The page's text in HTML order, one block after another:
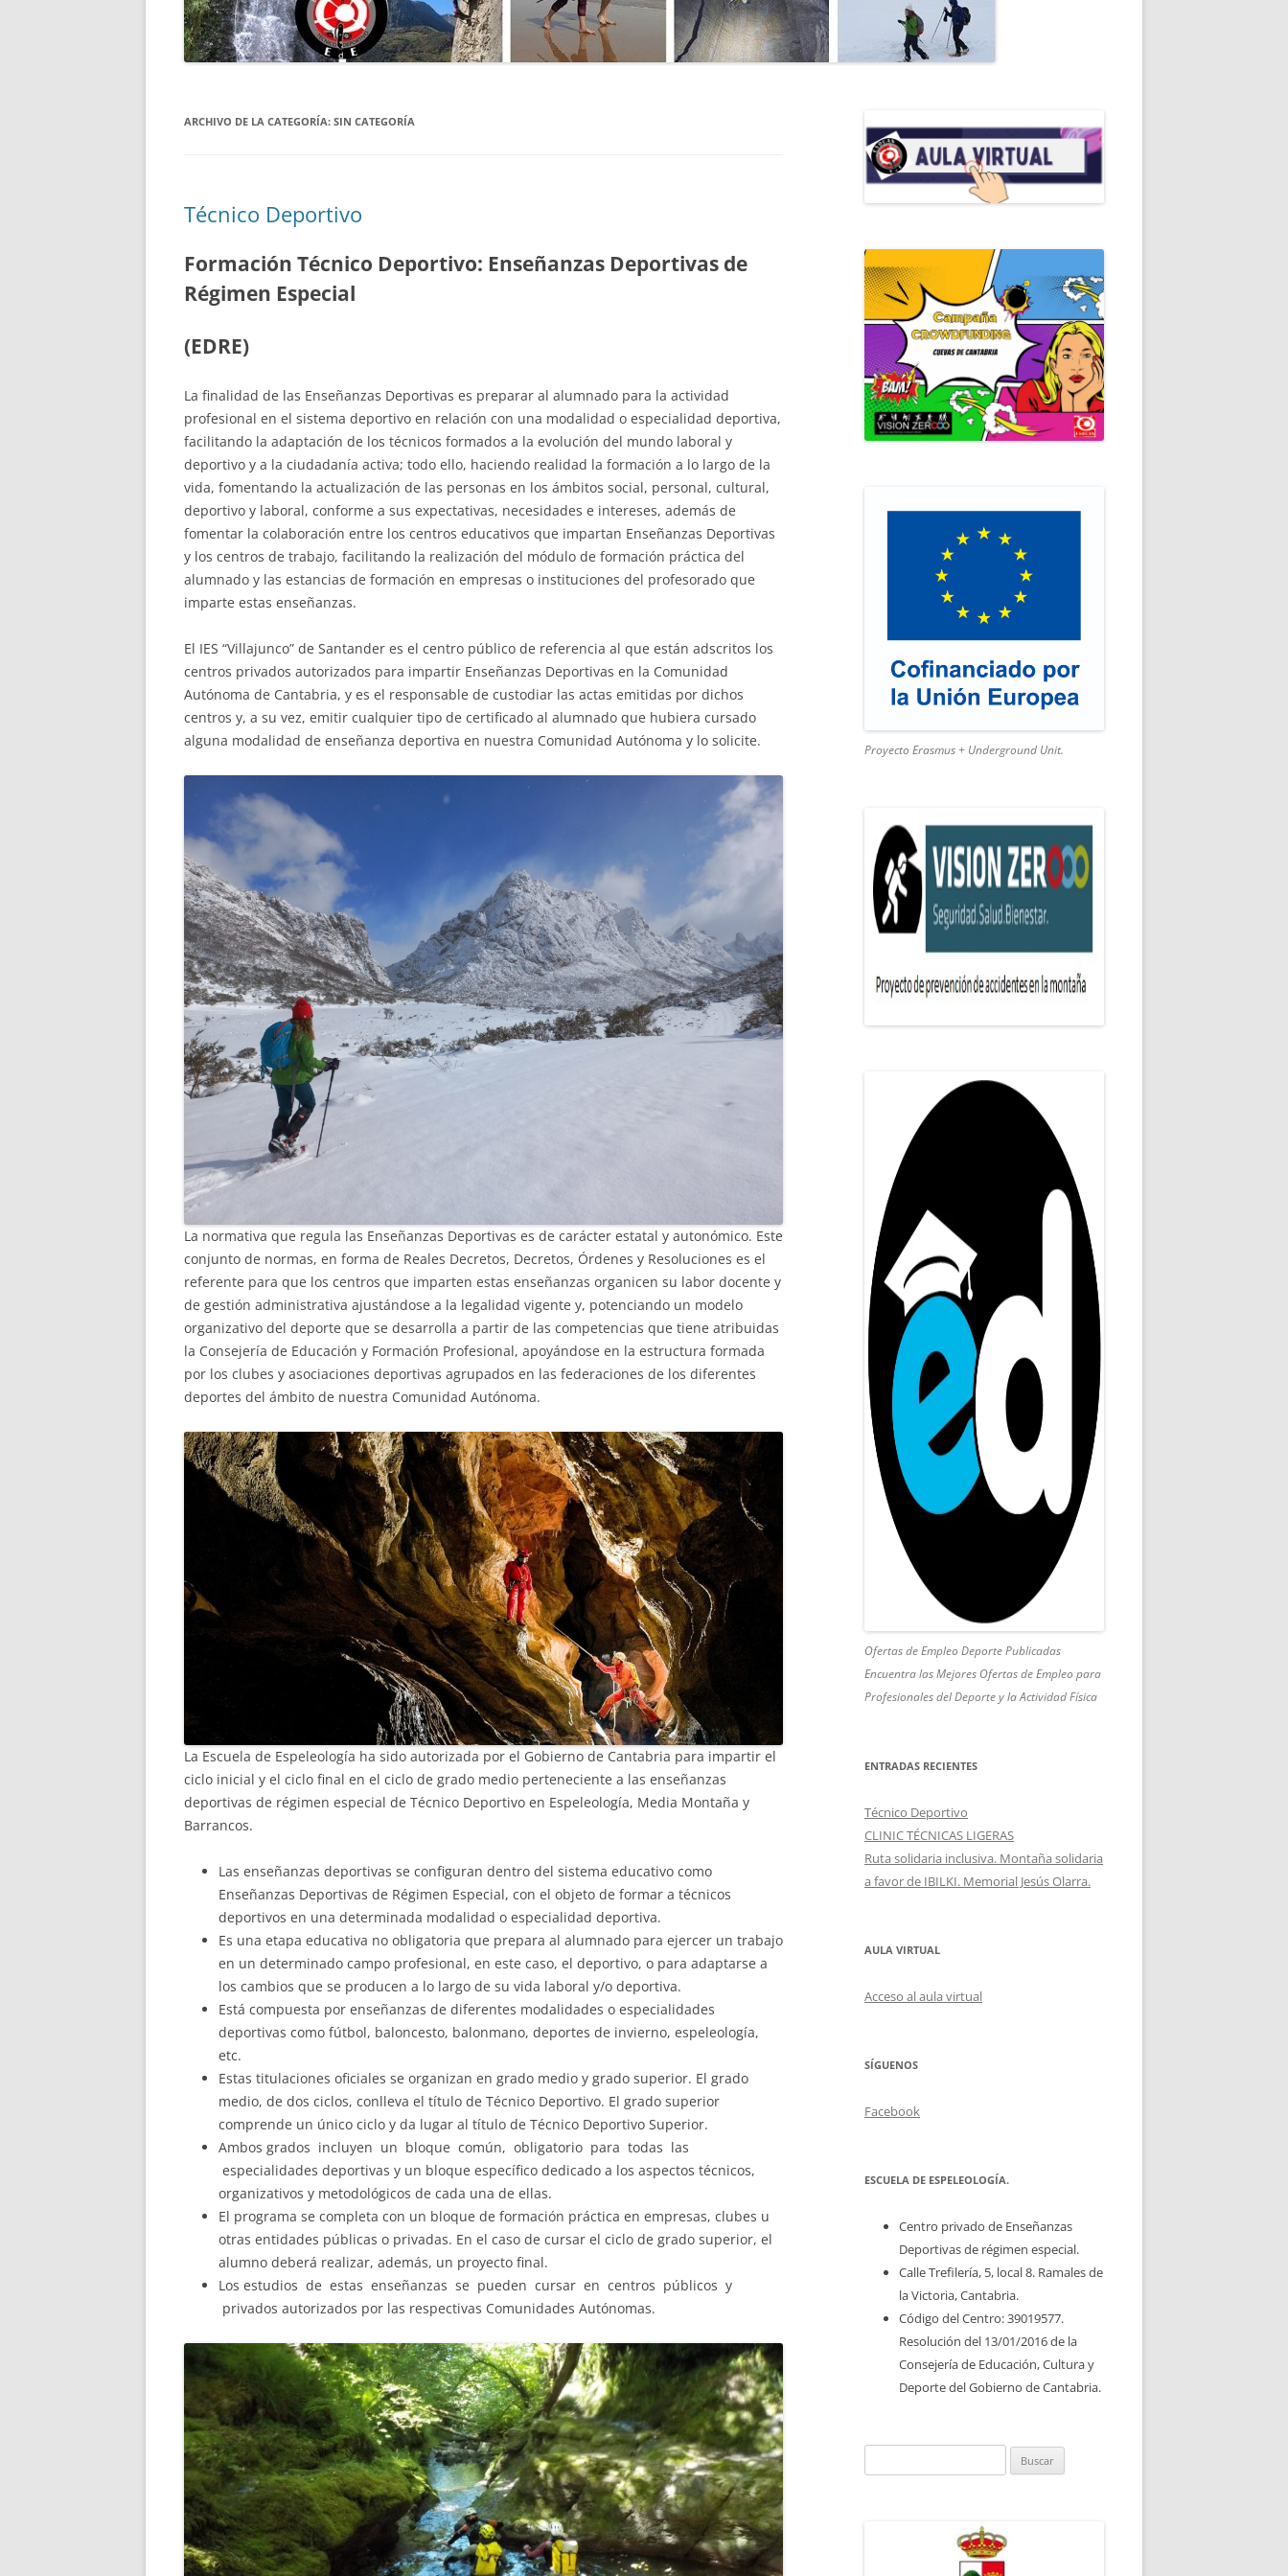
PROTECCIÓN DE DATOSCICLO FINAL EN DESCENSO DE
BARRANCOS
EN MEDIA MONTAÑA
MANUALES DE ESPELEO
NATURALEZA
PRIMEROS AUXILIOS
PUBLICACIONES PERIÓDICAS
SENDERISMO
TÉCNICAS DE ESPELEOLOGÍA
TÉCNICAS DE ESPELEOSOCORRO
TOPOGRAFÍA
TURISMO ACTIVO
MIDE ESPELEO
ARCHIVO DE LA CATEGORÍA: SIN CATEGORÍA
Técnico Deportivo
Formación Técnico Deportivo: Enseñanzas Deportivas de
Régimen Especial
(EDRE)
La finalidad de las Enseñanzas Deportivas es preparar al alumnado para la actividad
profesional en el sistema deportivo en relación con una modalidad o especialidad deportiva,
facilitando la adaptación de los técnicos formados a la evolución del mundo laboral y
deportivo y a la ciudadanía activa; todo ello, haciendo realidad la formación a lo largo de la
vida, fomentando la actualización de las personas en los ámbitos social, personal, cultural,
deportivo y laboral, conforme a sus expectativas, necesidades e intereses, además de
fomentar la colaboración entre los centros educativos que impartan Enseñanzas Deportivas
y los centros de trabajo, facilitando la realización del módulo de formación práctica del
alumnado y las estancias de formación en empresas o instituciones del profesorado que
imparte estas enseñanzas.
El IES “Villajunco” de Santander es el centro público de referencia al que están adscritos los
centros privados autorizados para impartir Enseñanzas Deportivas en la Comunidad
Autónoma de Cantabria, y es el responsable de custodiar las actas emitidas por dichos
centros y, a su vez, emitir cualquier tipo de certificado al alumnado que hubiera cursado
alguna modalidad de enseñanza deportiva en nuestra Comunidad Autónoma y lo solicite.
La normativa que regula las Enseñanzas Deportivas es de carácter estatal y autonómico. Este
conjunto de normas, en forma de Reales Decretos, Decretos, Órdenes y Resoluciones es el
referente para que los centros que imparten estas enseñanzas organicen su labor docente y
de gestión administrativa ajustándose a la legalidad vigente y, potenciando un modelo
organizativo del deporte que se desarrolla a partir de las competencias que tiene atribuidas
la Consejería de Educación y Formación Profesional, apoyándose en la estructura formada
por los clubes y asociaciones deportivas agrupados en las federaciones de los diferentes
deportes del ámbito de nuestra Comunidad Autónoma.
La Escuela de Espeleología ha sido autorizada por el Gobierno de Cantabria para impartir el
ciclo inicial y el ciclo final en el ciclo de grado medio perteneciente a las enseñanzas
deportivas de régimen especial de Técnico Deportivo en Espeleología, Media Montaña y
Barrancos.
Las enseñanzas deportivas se configuran dentro del sistema educativo como
Enseñanzas Deportivas de Régimen Especial, con el objeto de formar a técnicos
deportivos en una determinada modalidad o especialidad deportiva.
Es una etapa educativa no obligatoria que prepara al alumnado para ejercer un trabajo
en un determinado campo profesional, en este caso, el deportivo, o para adaptarse a
los cambios que se producen a lo largo de su vida laboral y/o deportiva.
Está compuesta por enseñanzas de diferentes modalidades o especialidades
deportivas como fútbol, baloncesto, balonmano, deportes de invierno, espeleología,
etc.
Estas titulaciones oficiales se organizan en grado medio y grado superior. El grado
medio, de dos ciclos, conlleva el título de Técnico Deportivo. El grado superior
comprende un único ciclo y da lugar al título de Técnico Deportivo Superior.
Ambos grados incluyen un bloque común, obligatorio para todas las
especialidades deportivas y un bloque específico dedicado a los aspectos técnicos,
organizativos y metodológicos de cada una de ellas.
El programa se completa con un bloque de formación práctica en empresas, clubes u
otras entidades públicas o privadas. En el caso de cursar el ciclo de grado superior, el
alumno deberá realizar, además, un proyecto final.
Los estudios de estas enseñanzas se pueden cursar en centros públicos y
privados autorizados por las respectivas Comunidades Autónomas.
Proyecto Erasmus + Underground Unit.
Ofertas de Empleo Deporte Publicadas
Encuentra las Mejores Ofertas de Empleo para
Profesionales del Deporte y la Actividad Física
ENTRADAS RECIENTES
Técnico Deportivo
CLINIC TÉCNICAS LIGERAS
Ruta solidaria inclusiva. Montaña solidaria
a favor de IBILKI. Memorial Jesús Olarra.
AULA VIRTUAL
Acceso al aula virtual
SÍGUENOS
Facebook
ESCUELA DE ESPELEOLOGÍA.
Centro privado de Enseñanzas
Deportivas de régimen especial.
Calle Trefilería, 5, local 8. Ramales de
la Victoria, Cantabria.
Código del Centro: 39019577.
Resolución del 13/01/2016 de la
Consejería de Educación, Cultura y
Deporte del Gobierno de Cantabria.